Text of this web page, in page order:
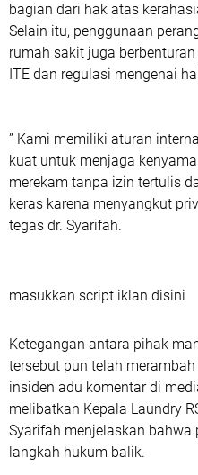
bagian dari hak atas
Selain itu, penggunaan
rumah sakit juga
ITE dan regulasi mengenai
‎” Kami memiliki aturan
kuat untuk menjaga
merekam tanpa izin tertulis
keras karena menyangkut
tegas dr. Syarifah.
masukkan script iklan disini
‎Ketegangan antara pihak
tersebut pun telah
insiden adu komentar di
melibatkan Kepala Laundry
Syarifah menjelaskan
langkah hukum balik.